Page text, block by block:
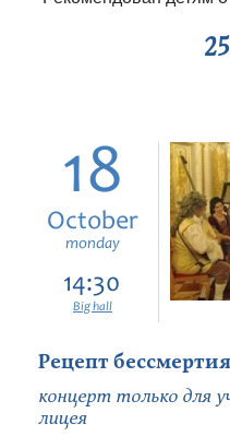
18
October
monday
14:30
Big hall
Рецепт бессмертия
концерт только для
лицея